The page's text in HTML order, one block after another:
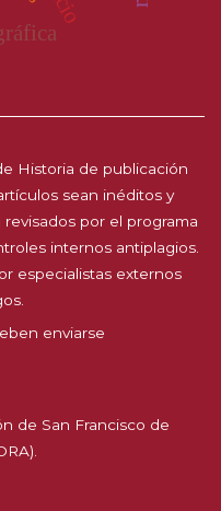
Historia de publicación
sean inéditos y
por el programa
internos antiplagios.
especialistas externos
enviarse
de San Francisco de